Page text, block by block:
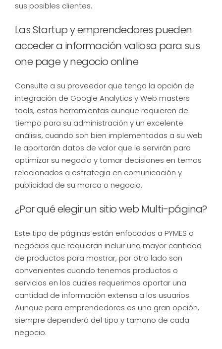
sus posibles clientes.
Las Startup y emprendedores pueden
acceder a información valiosa para sus
one page y negocio online
Consulte a su proveedor que tenga la opción de
integración de Google Analytics y Web masters
tools, estas herramientas aunque requieren de
tiempo para su administración y un excelente
análisis, cuando son bien implementadas a su web
le aportarán datos de valor que le servirán para
optimizar su negocio y tomar decisiones en temas
relacionados a estrategia en comunicación y
publicidad de su marca o negocio.
¿Por qué elegir un sitio web Multi-página?
Este tipo de páginas están enfocadas a PYMES o
negocios que requieran incluir una mayor cantidad
de productos para mostrar, por otro lado son
convenientes cuando tenemos productos o
servicios en los cuales requerimos aportar una
cantidad de información extensa a los usuarios.
Aunque para emprendedores es una gran opción,
siempre dependerá del tipo y tamaño de cada
negocio.